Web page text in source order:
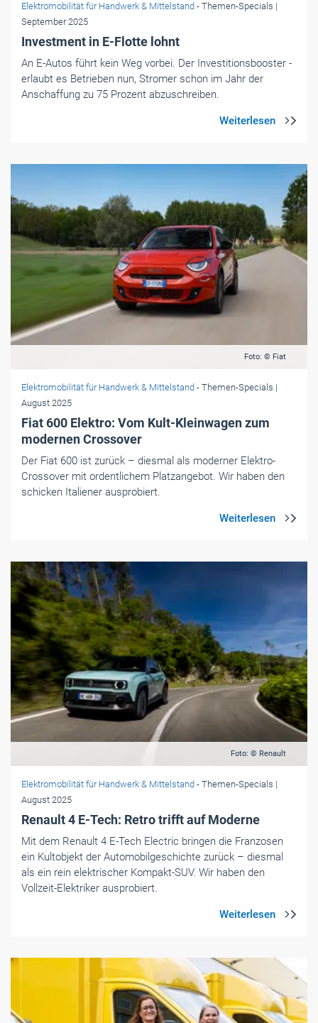
Elektromobilität für Handwerk & Mittelstand - Themen-Specials |
September 2025
Investment in E-Flotte lohnt
An E-Autos führt kein Weg vorbei. Der Investitionsbooster ­
erlaubt es Betrieben nun, Stromer schon im Jahr der
Anschaffung zu 75 Prozent abzuschreiben.
Foto: © Fiat
Elektromobilität für Handwerk & Mittelstand - Themen-Specials |
August 2025
Fiat 600 Elektro: Vom Kult-Kleinwagen zum
modernen Crossover
Der Fiat 600 ist zurück – diesmal als moderner Elektro-
Crossover mit ordentlichem Platzangebot. Wir haben den
schicken Italiener ausprobiert.
Foto: © Renault
Elektromobilität für Handwerk & Mittelstand - Themen-Specials |
August 2025
Renault 4 E-Tech: Retro trifft auf Moderne
Mit dem Renault 4 E-Tech Electric bringen die Franzosen
ein Kultobjekt der Automobilgeschichte zurück – diesmal
als ein rein elektrischer Kompakt-SUV. Wir haben den
Vollzeit-Elektriker ausprobiert.